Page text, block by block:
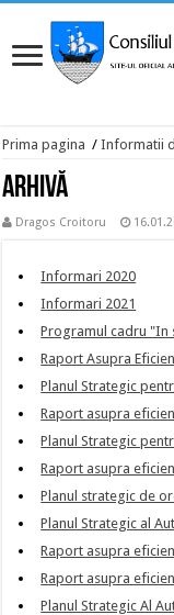
Prima pagina / Informatii
Arhivă
Dragos Croitoru
Informari 2020
Informari 2021
Programul cadru "In
Raport Asupra
Planul Strategic
Raport asupra
Planul Strategic
Raport asupra
Planul strategic de
Planul Strategic al
Raport asupra
Raport asupra
Planul Strategic Al